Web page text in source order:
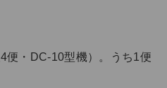
便・DC-10型機）。うち1便